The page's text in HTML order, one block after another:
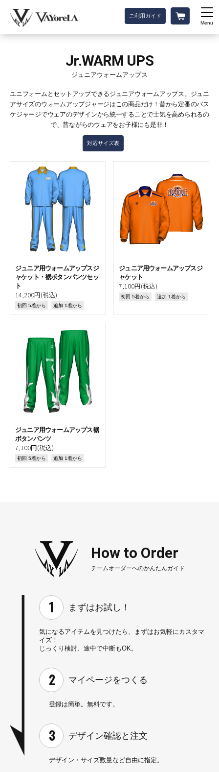
ご利用ガイド
Menu
Jr.WARM UPS
ジュニアウォームアップス
対応サイズ表
ユニフォームとセットアップできるジュニアウォームアップス。ジュニ
アサイズのウォームアップジャージはこの商品だけ！昔から定番のバス
ケジャージでウェアのデザインから統一することで士気を高められるの
で、昔ながらのウェアをお子様にも是非！
ジュニア用ウォームアップスジ
ャケット・裾ボタンパンツセッ
ト
14,200円(税込)
初回 5着から 追加 1着から
ジュニア用ウォームアップスジ
ャケット
7,100円(税込)
初回 5着から 追加 1着から
ジュニア用ウォームアップス裾
ボタンパンツ
7,100円(税込)
初回 5着から 追加 1着から
How to Order
チームオーダーへのかんたんガイド
まずはお試し！
気になるアイテムを見つけたら、
まずはお気軽にカスタマ
イズ！
じっくり検討、途中で中断もOK。
マイページをつくる
登録は簡単。無料です。
デザイン確認と注文
デザイン・サイズ数量など自由に指定。